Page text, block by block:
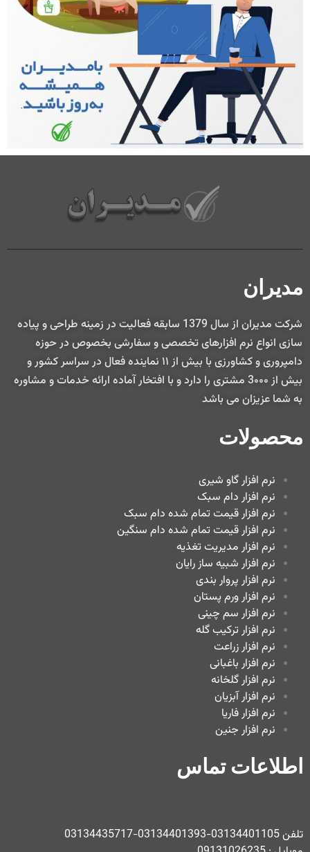
مدیران
شركت مديران از سال 1379 سابقه فعاليت در زمينه طراحی و پياده
سازی انواع نرم افزارهای تخصصی و سفارشی بخصوص در حوزه
دامپروری و کشاورزی با بيش از ۱۱ نماينده فعال در سراسر كشور و
بيش از 3۰۰۰ مشتری را دارد و با افتخار آماده ارائه خدمات و مشاوره
به شما عزيزان می باشد
محصولات
نرم افزار گاو شیری
نرم افزار دام سبک
نرم افزار قیمت تمام شده دام سبک
نرم افزار قیمت تمام شده دام سنگین
نرم افزار مدیریت تغذیه
نرم افزار شبیه ساز رایان
نرم افزار پروار بندی
نرم افزار ورم پستان
نرم افزار سم چینی
نرم افزار ترکیب گله
نرم افزار زراعت
نرم افزار باغبانی
نرم افزار گلخانه
نرم افزار آبزیان
نرم افزار فاریا
نرم افزار جنین
اطلاعات تماس
تلفن 03134401105-03134401393-03134435717